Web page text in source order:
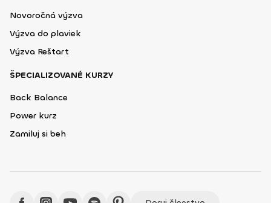
Novoročná výzva
Výzva do plaviek
Výzva Reštart
ŠPECIALIZOVANÉ KURZY
Back Balance
Power kurz
Zamiluj si beh